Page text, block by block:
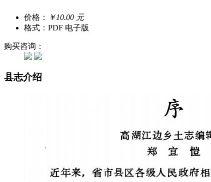
价格：
￥10.00 元
格式：PDF 电子版
购买咨询：
县志介绍